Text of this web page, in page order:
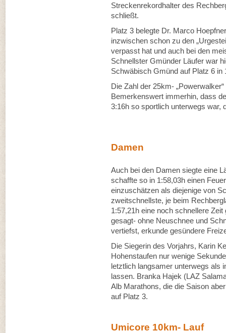
Streckenrekordhalter des
schließt.
Platz 3 belegte Dr. Marco
inzwischen schon zu den
verpasst hat und auch bei den
Schnellster Gmünder Läufer war
Schwäbisch Gmünd auf Platz 6 in
Die Zahl der 25km-
Bemerkenswert immerhin, dass
3:16h so sportlich unterwegs war,
Damen
Auch bei den Damen siegte eine
schaffte so in 1:58,03h einen
einzuschätzen als diejenige von
zweitschnellste, je beim
1:57,21h eine noch schnellere
gesagt- ohne Neuschnee und
vertiefst, erkunde gesündere
Die Siegerin des Vorjahrs, Karin
Hohenstaufen nur wenige
letztlich langsamer unterwegs als
lassen. Branka Hajek (LAZ
Alb Marathons, die die Saison
auf Platz 3.
Umicore 10km- Lauf